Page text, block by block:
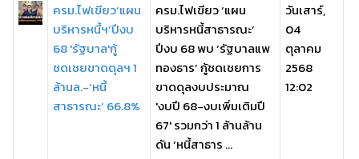
ครม.ไฟเขียว‘แผน
บริหารหนี้ฯ’ปีงบ
68 'รัฐบาล'กู้
ชดเชยขาดดุลฯ 1
ล้านล.-‘หนี้
สาธารณะ’ 66.8%
ครม.ไฟเขียว ‘แผน
บริหารหนี้สาธารณะ’
ปีงบ 68 พบ ‘รัฐบาลแพ
ทองธาร’ กู้ชดเชยการ
ขาดดุลงบประมาณ
'งบปี 68-งบเพิ่มเติมปี
67' รวมกว่า 1 ล้านล้าน
ดัน ‘หนี้สาธาร ...
วันเสาร์,
04
ตุลาคม
2568
12:02